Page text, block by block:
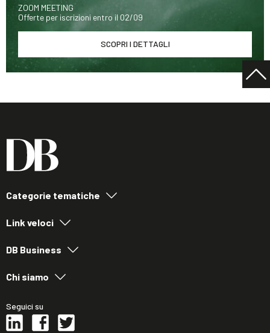
ZOOM MEETING
Offerte per iscrizioni entro il 02/09
SCOPRI I DETTAGLI
Categorie tematiche
Link veloci
DB Business
Chi siamo
Seguici su